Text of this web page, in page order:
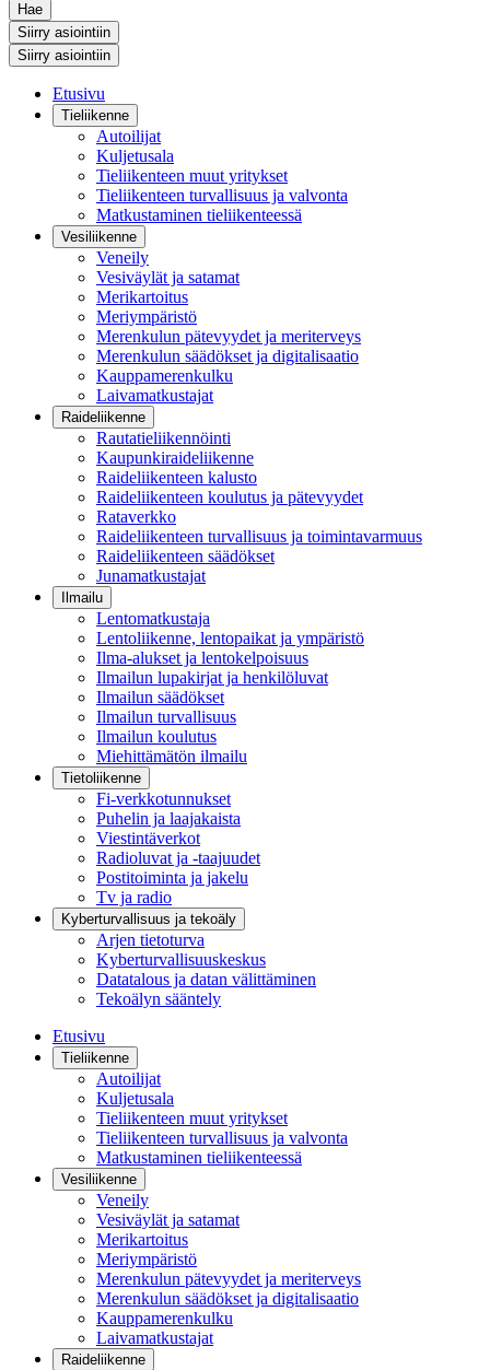
Hae
Siirry asiointiin
Siirry asiointiin
Etusivu
Tieliikenne
Autoilijat
Kuljetusala
Tieliikenteen muut yritykset
Tieliikenteen turvallisuus ja valvonta
Matkustaminen tieliikenteessä
Vesiliikenne
Veneily
Vesiväylät ja satamat
Merikartoitus
Meriympäristö
Merenkulun pätevyydet ja meriterveys
Merenkulun säädökset ja digitalisaatio
Kauppamerenkulku
Laivamatkustajat
Raideliikenne
Rautatieliikennöinti
Kaupunkiraideliikenne
Raideliikenteen kalusto
Raideliikenteen koulutus ja pätevyydet
Rataverkko
Raideliikenteen turvallisuus ja toimintavarmuus
Raideliikenteen säädökset
Junamatkustajat
Ilmailu
Lentomatkustaja
Lentoliikenne, lentopaikat ja ympäristö
Ilma-alukset ja lentokelpoisuus
Ilmailun lupakirjat ja henkilöluvat
Ilmailun säädökset
Ilmailun turvallisuus
Ilmailun koulutus
Miehittämätön ilmailu
Tietoliikenne
Fi-verkkotunnukset
Puhelin ja laajakaista
Viestintäverkot
Radioluvat ja -taajuudet
Postitoiminta ja jakelu
Tv ja radio
Kyberturvallisuus ja tekoäly
Arjen tietoturva
Kyberturvallisuuskeskus
Datatalous ja datan välittäminen
Tekoälyn sääntely
Etusivu
Tieliikenne
Autoilijat
Kuljetusala
Tieliikenteen muut yritykset
Tieliikenteen turvallisuus ja valvonta
Matkustaminen tieliikenteessä
Vesiliikenne
Veneily
Vesiväylät ja satamat
Merikartoitus
Meriympäristö
Merenkulun pätevyydet ja meriterveys
Merenkulun säädökset ja digitalisaatio
Kauppamerenkulku
Laivamatkustajat
Raideliikenne